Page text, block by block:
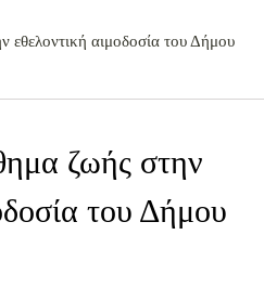
αιμοδοσία του Δήμου
ζωής στην
του Δήμου